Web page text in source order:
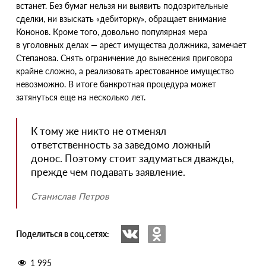
встанет. Без бумаг нельзя ни выявить подозрительные
сделки, ни взыскать «дебиторку», обращает внимание
Кононов. Кроме того, довольно популярная мера
в уголовных делах — арест имущества должника, замечает
Степанова. Снять ограничение до вынесения приговора
крайне сложно, а реализовать арестованное имущество
невозможно. В итоге банкротная процедура может
затянуться еще на несколько лет.
К тому же никто не отменял
ответственность за заведомо ложный
донос. Поэтому стоит задуматься дважды,
прежде чем подавать заявление.
Станислав Петров
Поделиться в соц.сетях:
1 995